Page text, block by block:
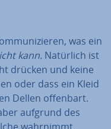
was ein
kann. Natürlich ist
drücken und keine
oder dass ein Kleid
Dellen offenbart.
aufgrund des